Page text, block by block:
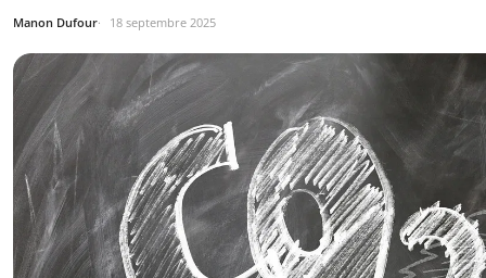
Manon Dufour 18 septembre 2025